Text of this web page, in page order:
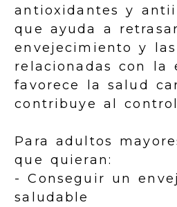
antioxidantes y
que ayuda a
envejecimiento y
relacionadas con la
favorece la salud
contribuye al
Para adultos
que quieran:
- Conseguir un
saludable